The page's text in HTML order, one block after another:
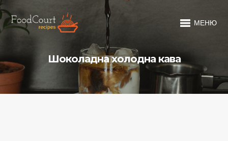
МЕНЮ
Шоколадна холодна кава